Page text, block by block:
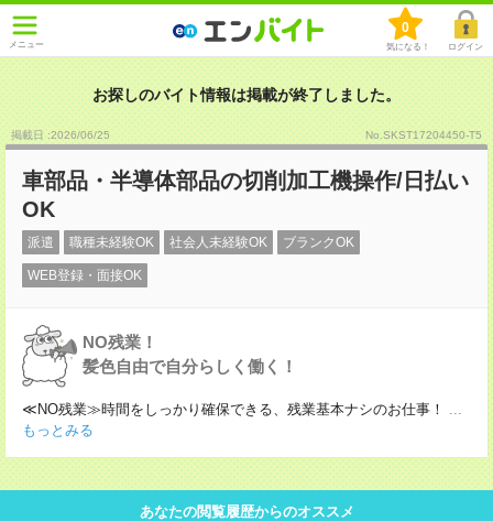
メニュー
0
気になる！ ログイン
お探しのバイト情報は掲載が終了しました。
掲載日 :2026/06/25 No.SKST17204450-T5
車部品・半導体部品の切削加工機操作/日払い
OK
派遣 職種未経験OK 社会人未経験OK ブランクOK
WEB登録・面接OK
NO残業！
髪色自由で自分らしく働く！
≪NO残業≫時間をしっかり確保できる、残業基本ナシのお仕事！
...
もっとみる
あなたの閲覧履歴からのオススメ